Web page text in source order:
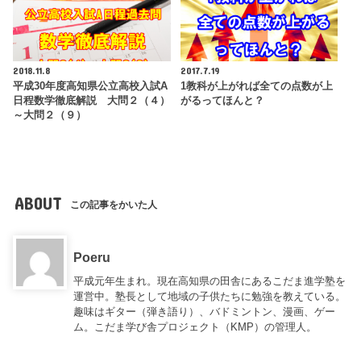
2018.11.8
平成30年度高知県公立高校入試A
日程数学徹底解説 大問２（４）
～大問２（９）
2017.7.19
1教科が上がれば全ての点数が上
がるってほんと？
ABOUT この記事をかいた人
Poeru
平成元年生まれ。現在高知県の田舎にあるこだま進学塾を
運営中。塾長として地域の子供たちに勉強を教えている。
趣味はギター（弾き語り）、バドミントン、漫画、ゲー
ム。こだま学び舎プロジェクト（KMP）の管理人。